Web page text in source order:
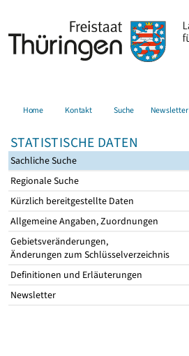
Home Kontakt Suche Newsletter
STATISTISCHE DATEN
Sachliche Suche
Regionale Suche
Kürzlich bereitgestellte Daten
Allgemeine Angaben, Zuordnungen
Gebietsveränderungen,
Änderungen zum Schlüsselverzeichnis
Definitionen und Erläuterungen
Newsletter